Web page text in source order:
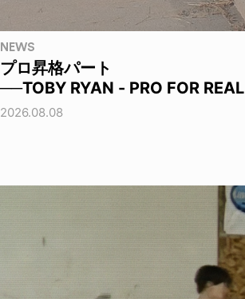
NEWS
プロ昇格パート
──TOBY RYAN - PRO FOR REAL
2026.08.08